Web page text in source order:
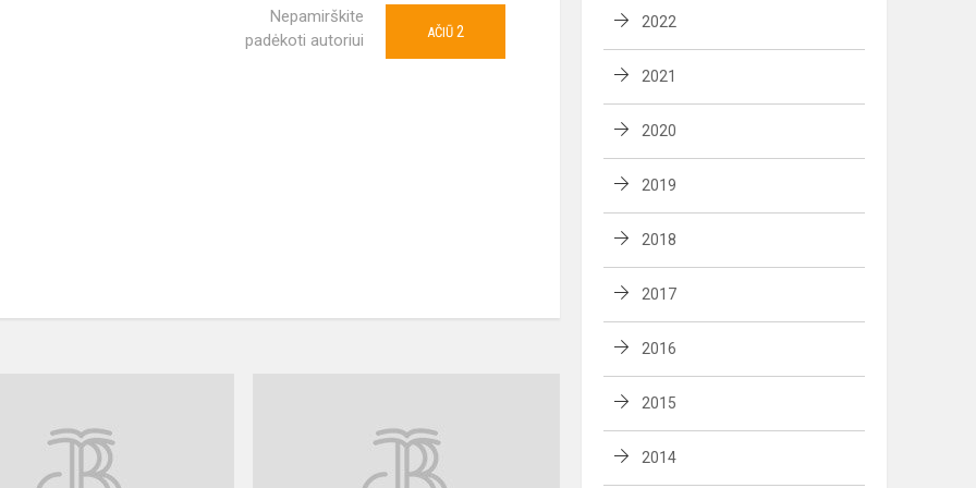
Nepamirškite
padėkoti autoriui
AČIŪ 2
mokymas(is)
2022
2021
2020
2019
2018
2017
2016
2015
2014